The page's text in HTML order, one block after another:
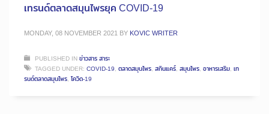
เทรนด์ตลาดสมุนไพรยุค COVID-19
MONDAY, 08 NOVEMBER 2021 BY KOVIC WRITER
PUBLISHED INข่าวสาร สาระ
TAGGED UNDER: COVID-19, ตลาดสมุนไพร, สกินแคร์, สมุนไพร, อาหารเสริม, เท
รนด์ตลาดสมุนไพร, โควิด-19